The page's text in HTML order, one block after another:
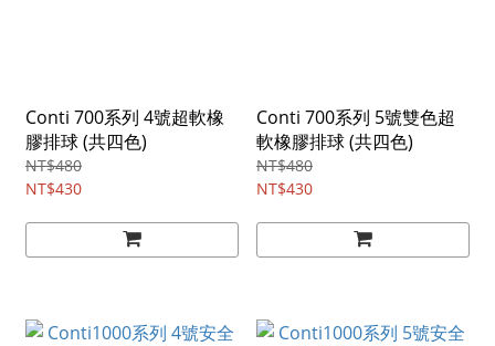
Conti 700系列 4號超軟橡
膠排球 (共四色)
NT$480
NT$430
Conti 700系列 5號雙色超
軟橡膠排球 (共四色)
NT$480
NT$430